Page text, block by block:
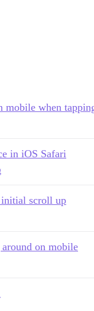
mobile when
in iOS Safari
scroll up
on mobile